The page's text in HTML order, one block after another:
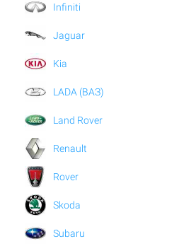
Infiniti
Jaguar
Kia
LADA (ВАЗ)
Land Rover
Renault
Rover
Skoda
Subaru